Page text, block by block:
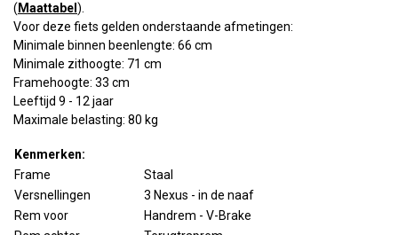
( Maattabel ).
Voor deze fiets gelden onderstaande afmetingen:
Minimale binnen beenlengte: 66 cm
Minimale zithoogte: 71 cm
Framehoogte: 33 cm
Leeftijd 9 - 12 jaar
Maximale belasting: 80 kg
Kenmerken:
Frame
Staal
Versnellingen
3 Nexus - in de naaf
Rem voor
Handrem - V-Brake